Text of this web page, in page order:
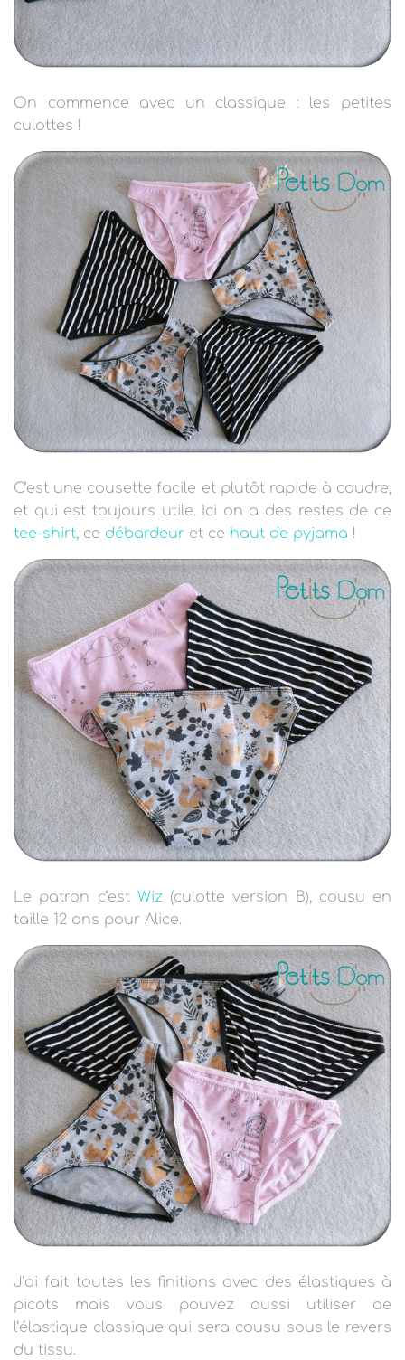
On commence avec un classique : les petites
culottes !
C’est une cousette facile et plutôt rapide à coudre,
et qui est toujours utile. Ici on a des restes de ce
tee-shirt, ce débardeur et ce haut de pyjama !
Le patron c’est Wiz (culotte version B), cousu en
taille 12 ans pour Alice.
J’ai fait toutes les finitions avec des élastiques à
picots mais vous pouvez aussi utiliser de
l’élastique classique qui sera cousu sous le revers
du tissu.